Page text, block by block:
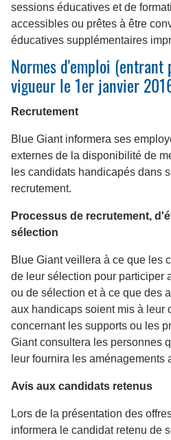
sessions éducatives et de
accessibles ou prêtes à être
éducatives supplémentaires
Normes d'emploi (entrant
vigueur le 1er janvier
Recrutement
Blue Giant informera ses
externes de la disponibilité de
les candidats handicapés dans
recrutement.
Processus de recrutement,
sélection
Blue Giant veillera à ce que les
de leur sélection pour participer
ou de sélection et à ce que des
aux handicaps soient mis à leur
concernant les supports ou les
Giant consultera les personnes
leur fournira les aménagements
Avis aux candidats retenus
Lors de la présentation des
informera le candidat retenu de